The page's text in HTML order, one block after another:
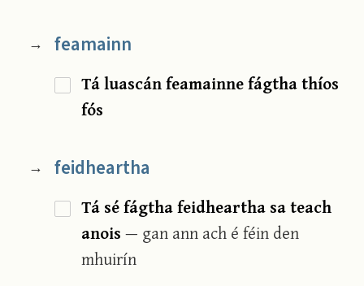
→ feamainn
Tá luascán feamainne fágtha thíos
fós
→ feidheartha
Tá sé fágtha feidheartha sa teach
anois— gan ann ach é féin den
mhuirín